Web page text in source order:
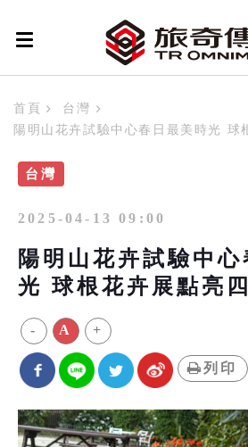
首頁
台灣
陽明山花卉試驗中心春日最美時光 球
台灣
2025-04-13 09:00
陽明山花卉試驗中
光 球根花卉展點亮
- A +
列印